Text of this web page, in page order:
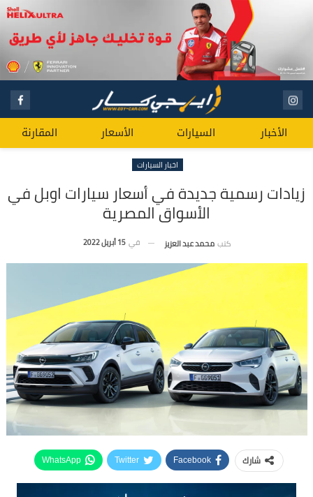
الأخبار السيارات الأسعار المقارنة
اخبار السيارات
زيادات رسمية جديدة في أسعار سيارات اوبل في
الأسواق المصرية
كتب محمد عبد العزيز في 15 أبريل 2022
شارك Facebook
Twitter
WhatsApp